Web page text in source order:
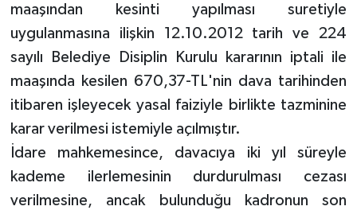
maaşından kesinti yapılması suretiyle
uygulanmasına ilişkin 12.10.2012 tarih ve 224
sayılı Belediye Disiplin Kurulu kararının iptali ile
maaşında kesilen 670,37-TL'nin dava tarihinden
itibaren işleyecek yasal faiziyle birlikte tazminine
karar verilmesi istemiyle açılmıştır.
İdare mahkemesince, davacıya iki yıl süreyle
kademe ilerlemesinin durdurulması cezası
verilmesine, ancak bulunduğu kadronun son